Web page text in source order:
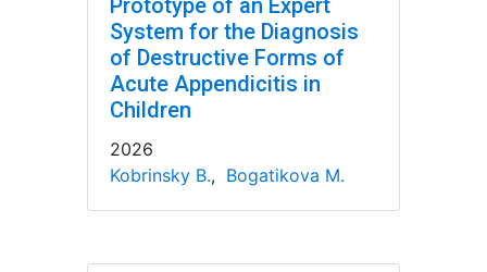
Prototype of an Expert
System for the Diagnosis
of Destructive Forms of
Acute Appendicitis in
Children
2026
Kobrinsky B., Bogatikova M.